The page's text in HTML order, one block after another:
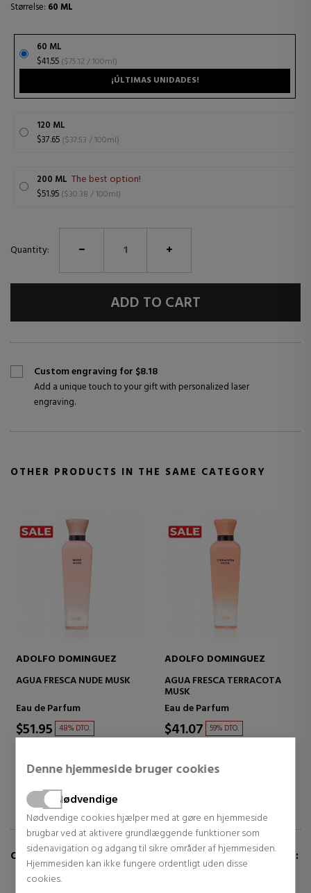
Denne hjemmeside bruger cookies
Nødvendige
Nødvendige cookies hjælper med at gøre en hjemmeside
brugbar ved at aktivere grundlæggende funktioner som
sidenavigation og adgang til sikre områder af hjemmesiden.
Hjemmesiden kan ikke fungere ordentligt uden disse
cookies.
Størrelse: 60 ML
60 ML
$41.55
($75.12 / 100ml)
¡ÚLTIMAS UNIDADES!
120 ML
$37.65
($37.53 / 100ml)
200 ML The best option!
$51.95 ($30.38 / 100ml)
Quantity:
ADD TO CART
Custom engraving for $8.18
Add a unique touch to your gift with personalized laser
engraving.
OTHER PRODUCTS IN THE SAME CATEGORY
ADOLFO DOMINGUEZ
AGUA FRESCA NUDE MUSK
Eau de Parfum
$51.95 48% DTO.
ADOLFO DOMINGUEZ
AGUA FRESCA TERRACOTA
MUSK
Eau de Parfum
$41.07 59% DTO.
CUSTOMERS WHO BUY THIS ITEM ALSO BOUGHT: